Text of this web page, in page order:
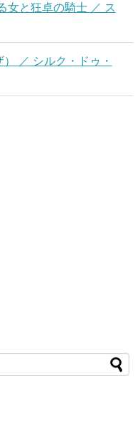
女と狂卓の騎士 ／ ス
／ シルク・ドゥ・